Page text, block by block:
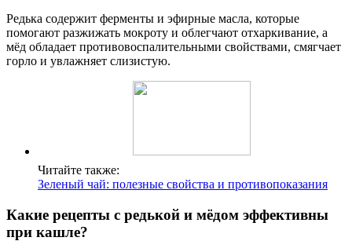
Редька содержит ферменты и эфирные масла, которые
помогают разжижать мокроту и облегчают отхаркивание, а
мёд обладает противовоспалительными свойствами, смягчает
горло и увлажняет слизистую.
Читайте также:
Зеленый чай: полезные свойства и противопоказания
Какие рецепты с редькой и мёдом эффективны
при кашле?